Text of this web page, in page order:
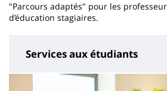
"Parcours adaptés" pour les
d’éducation stagiaires.
Services aux étudiants